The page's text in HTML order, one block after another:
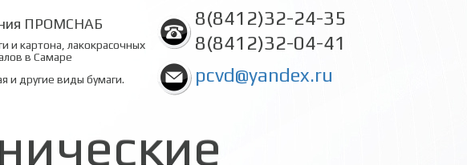
ПРОМСНАБ
и картона, лакокрасочных
в Самаре
и другие виды бумаги.
8(8412)32-24-35
8(8412)32-04-41
pcvd@yandex.ru